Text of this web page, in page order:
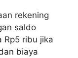
rekening
saldo
Rp5 ribu jika
biaya